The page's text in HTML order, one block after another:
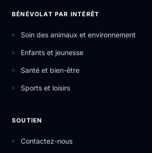
BÉNÉVOLAT PAR INTÉRÊT
Soin des animaux et environnement
Enfants et jeunesse
Santé et bien-être
Sports et loisirs
SOUTIEN
Contactez-nous